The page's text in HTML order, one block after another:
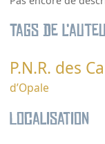
Tags de
P.N.R. des
d’Opale
Localisation